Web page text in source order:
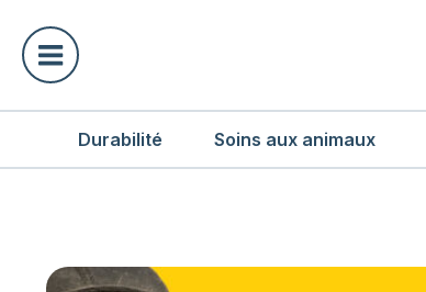
Durabilité Soins aux animaux